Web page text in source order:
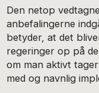
Den netop
anbefalingerne
betyder, at det
regeringer op på
om man aktivt
med og navnlig